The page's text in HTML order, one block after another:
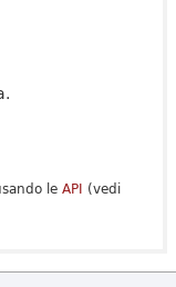
le API (vedi